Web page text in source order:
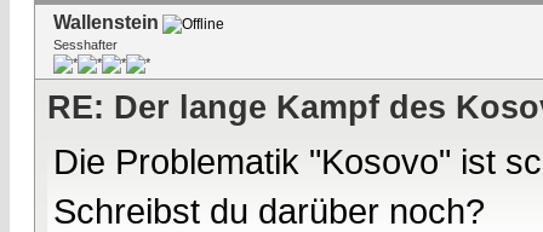
Wallenstein
Sesshafter
RE: Der lange Kampf des
Die Problematik "Kosovo" ist
Schreibst du darüber noch?